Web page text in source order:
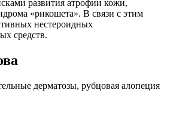
развития атрофии кожи,
«рикошета». В связи с этим
нестероидных
средств.
дерматозы, рубцовая алопеция